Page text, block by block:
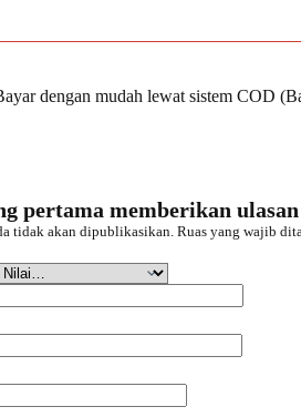
dengan mudah lewat sistem COD
pertama memberikan
tidak akan dipublikasikan. Ruas yang wajib